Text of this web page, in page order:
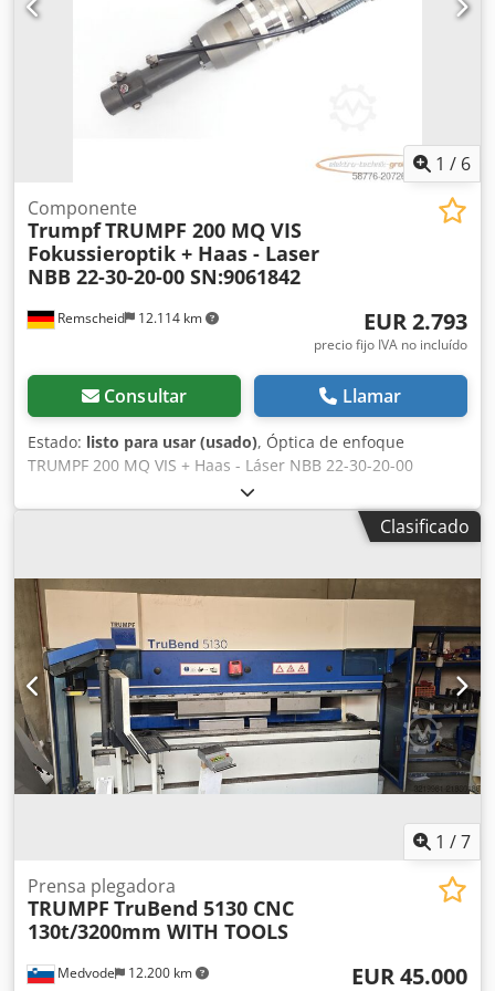
1 / 6
Remscheid 12.114 km
Componente
TrumpfTRUMPF 200 MQ VIS
Fokussieroptik + Haas - Laser
NBB 22-30-20-00 SN:9061842
EUR 2.793
precio fijo IVA no incluído
Consultar Llamar
Estado: listo para usar (usado), Óptica de enfoque
TRUMPF 200 MQ VIS + Haas - Láser NBB 22-30-20-00
SN:9061842, usado, signos normales de uso, 100%
funcional, alcance de suministro según fotos. Credpfxsx Eu
Clasificado
1 /7
Medvode 12.200 km
Prensa plegadora
TRUMPF TruBend 5130 CNC
130t/3200mm WITH TOOLS
EUR 45.000